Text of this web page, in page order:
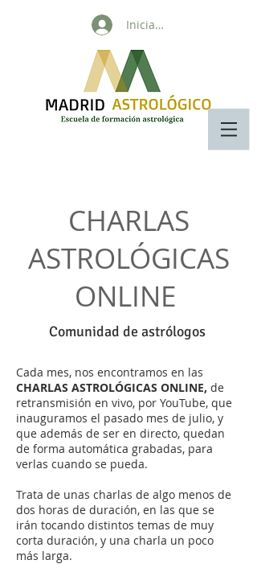
Iniciar sesión
CHARLAS
ASTROLÓGICAS
ONLINE
Comunidad de astrólogos
Cada mes, nos encontramos en las
CHARLAS ASTROLÓGICAS ONLINE, de
retransmisión en vivo, por YouTube, que
inauguramos el pasado mes de julio, y
que además de ser en directo, quedan
de forma automática grabadas, para
verlas cuando se pueda.⁣
Trata de unas charlas de algo menos de
dos horas de duración, en las que se
irán tocando distintos temas de muy
corta duración, y una charla un poco
más larga.⁣